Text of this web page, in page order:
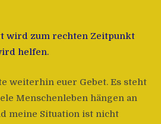
wird zum rechten Zeitpunkt
helfen.
weiterhin euer Gebet. Es steht
Menschenleben hängen an
meine Situation ist nicht